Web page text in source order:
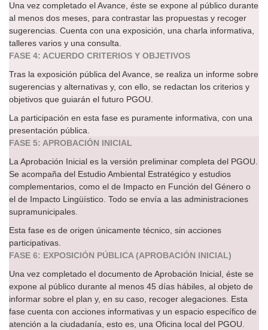
Una vez completado el Avance, éste se expone al público durante
al menos dos meses, para contrastar las propuestas y recoger
sugerencias. Cuenta con una exposición, una charla informativa,
talleres varios y una consulta.
FASE 4: ACUERDO CRITERIOS Y OBJETIVOS
Tras la exposición pública del Avance, se realiza un informe sobre
sugerencias y alternativas y, con ello, se redactan los criterios y
objetivos que guiarán el futuro PGOU.
La participación en esta fase es puramente informativa, con una
presentación pública.
FASE 5: APROBACIÓN INICIAL
La Aprobación Inicial es la versión preliminar completa del PGOU.
Se acompaña del Estudio Ambiental Estratégico y estudios
complementarios, como el de Impacto en Función del Género o
el de Impacto Lingüístico. Todo se envía a las administraciones
supramunicipales.
Esta fase es de origen únicamente técnico, sin acciones
participativas.
FASE 6: EXPOSICIÓN PÚBLICA (APROBACIÓN INICIAL)
Una vez completado el documento de Aprobación Inicial, éste se
expone al público durante al menos 45 días hábiles, al objeto de
informar sobre el plan y, en su caso, recoger alegaciones. Esta
fase cuenta con acciones informativas y un espacio específico de
atención a la ciudadanía, esto es, una Oficina local del PGOU.